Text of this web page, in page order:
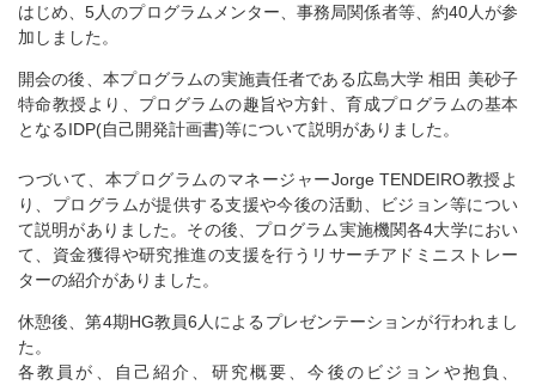
はじめ、5人のプログラムメンター、事務局関係者等、約40人が参
加しました。
開会の後、本プログラムの実施責任者である広島大学 相田 美砂子
特命教授より、プログラムの趣旨や方針、育成プログラムの基本
となるIDP(自己開発計画書)等について説明がありました。
つづいて、本プログラムのマネージャーJorge TENDEIRO教授よ
り、プログラムが提供する支援や今後の活動、ビジョン等につい
て説明がありました。その後、プログラム実施機関各4大学におい
て、資金獲得や研究推進の支援を行うリサーチアドミニストレー
ターの紹介がありました。
休憩後、第4期HG教員6人によるプレゼンテーションが行われまし
た。
各教員が、自己紹介、研究概要、今後のビジョンや抱負、